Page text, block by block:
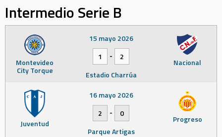
Intermedio Serie B
Montevideo
City Torque
Nacional
15 mayo 2026
1
-
2
Estadio Charrúa
Juventud Progreso
16 mayo 2026
2
-
0
Parque Artigas